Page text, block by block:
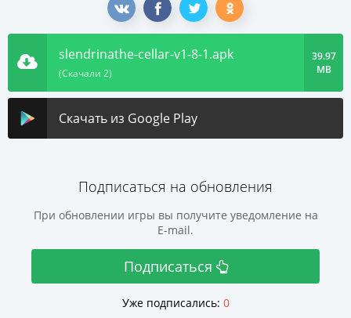
slendrinathe-cellar-v1-8-1.apk
(Скачали 2)
39.97
MB
Скачать из Google Play
Подписаться на обновления
При обновлении игры вы получите уведомление на
E-mail.
Подписаться
Уже подписались: 0